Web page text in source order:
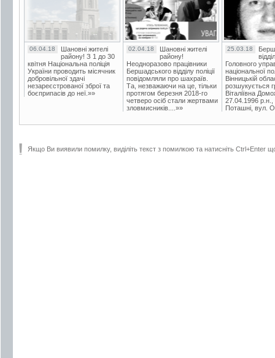
06.04.18
Шановні жителі
району! З 1 до 30
квітня Національна поліція
України проводить місячник
добровільної здачі
незареєстрованої зброї та
боєприпасів до неї.»»
02.04.18
Шановні жителі
району!
Неодноразово працівники
Бершадського відділу поліції
повідомляли про шахраїв.
Та, незважаючи на це, тільки
протягом березня 2018-го
четверо осіб стали жертвами
зловмисників....»»
25.03.18
Головного
національної
Вінницькій
розшукується
Віталіївна
27.04.1996 р.н.,
Поташні, вул.
Якщо Ви виявили помилку, виділіть текст з помилкою та натисніть Ctrl+Enter